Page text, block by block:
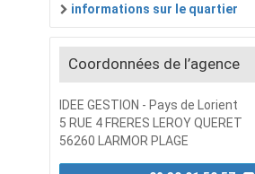
informations sur le quartier
Coordonnées de l’agence
IDEE GESTION - Pays de Lorient
5 RUE 4 FRERES LEROY QUERET
56260 LARMOR PLAGE